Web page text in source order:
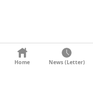
KONTAKT
Home News (Letter)